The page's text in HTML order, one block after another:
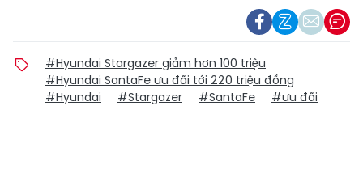
#Hyundai Stargazer giảm hơn 100 triệu
#Hyundai SantaFe ưu đãi tới 220 triệu đồng
#Hyundai
#Stargazer #SantaFe #ưu đãi